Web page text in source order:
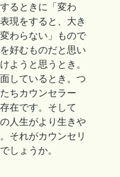
るときに「変わ
現をすると、大き
わらない」もので
好むものだと思い
ようと思うとき。
しているとき。つ
ちカウンセラー
在です。そして
人生がより生きや
それがカウンセリ
しょうか。